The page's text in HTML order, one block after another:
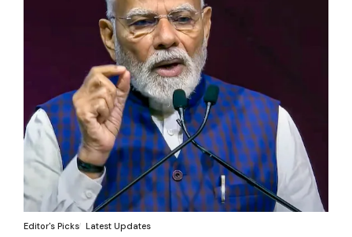
Editor's Picks Latest Updates